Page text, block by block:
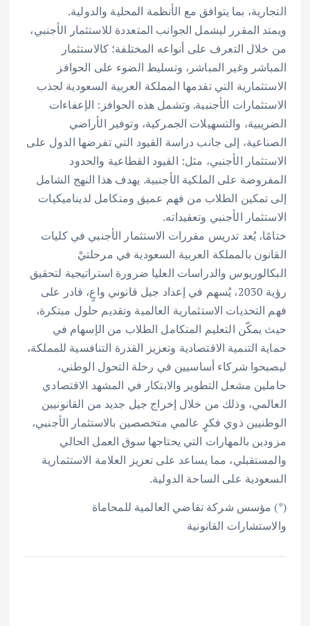
التجارية، بما يتوافق مع الأنظمة المحلية والدولية.
ويمتد المقرر ليشمل الجوانب المتعددة للاستثمار الأجنبي،
من خلال التعرف على أنواعه المختلفة؛ كالاستثمار
المباشر وغير المباشر، وتسليط الضوء على الحوافز
الاستثمارية التي تقدمها المملكة العربية السعودية لجذب
الاستثمارات الأجنبية. وتشمل هذه الحوافز: الإعفاءات
الضريبية، والتسهيلات الجمركية، وتوفير الأراضي
الصناعية، إلى جانب دراسة القيود التي تفرضها الدول على
الاستثمار الأجنبي، مثل: القيود القطاعية والحدود
المفروضة على الملكية الأجنبية. يهدف هذا النهج الشامل
إلى تمكين الطلاب من فهم عميق ومتكامل لديناميكيات
الاستثمار الأجنبي وتعقيداته.
ختامًا، يُعد تدريس مقررات الاستثمار الأجنبي في كليات
القانون بالمملكة العربية السعودية في مرحلتيْ
البكالوريوس والدراسات العليا ضرورة استراتيجية لتحقيق
رؤية 2030، يُسهم في إعداد جيل قانوني واعٍ، قادر على
فهم التحديات الاستثمارية العالمية وتقديم حلول مبتكرة،
حيث يمكّن التعليم المتكامل الطلاب من الإسهام في
حماية التنمية الاقتصادية وتعزيز القدرة التنافسية للمملكة،
ليصبحوا شركاء أساسيين في رحلة التحول الوطني،
حاملين مشعل التطوير والابتكار في المشهد الاقتصادي
العالمي، وذلك من خلال إخراج جيل جديد من القانونيين
الوطنيين ذوي فكرٍ عالمي متخصصين بالاستثمار الأجنبي،
مزودين بالمهارات التي يحتاجها سوق العمل الحالي
والمستقبلي، مما يساعد على تعزيز العلامة الاستثمارية
السعودية على الساحة الدولية.
(*) مؤسس شركة تقاضي العالمية للمحاماة
والاستشارات القانونية